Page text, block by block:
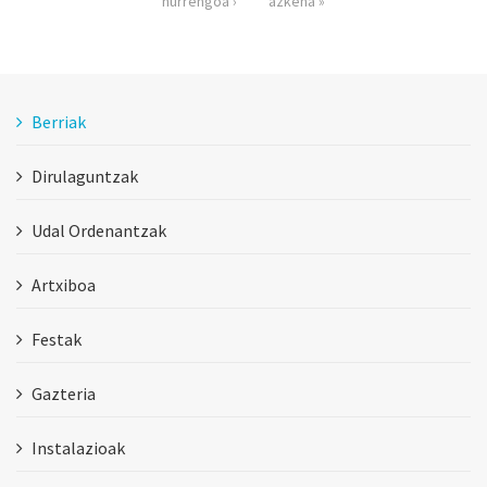
Berriak
Dirulaguntzak
Udal Ordenantzak
Artxiboa
Festak
Gazteria
Instalazioak